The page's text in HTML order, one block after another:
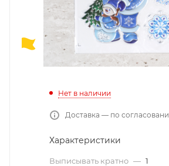
Нет в наличии
Доставка — по
Характеристики
Выписывать кратно — 1